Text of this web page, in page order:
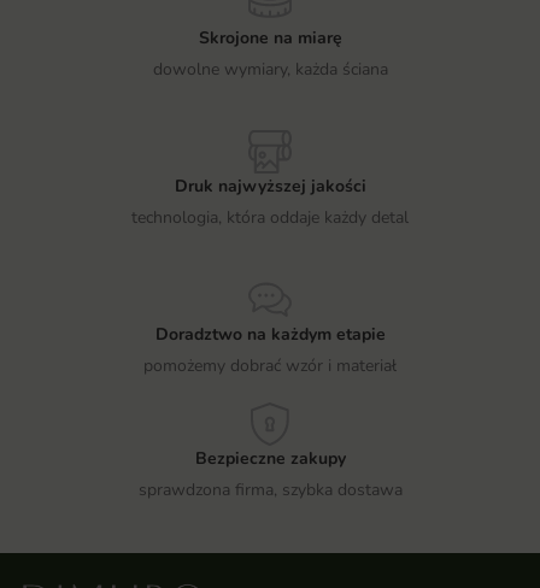
Skrojone na miarę
dowolne wymiary, każda ściana
Druk najwyższej jakości
technologia, która oddaje każdy detal
Doradztwo na każdym etapie
pomożemy dobrać wzór i materiał
Bezpieczne zakupy
sprawdzona firma, szybka dostawa